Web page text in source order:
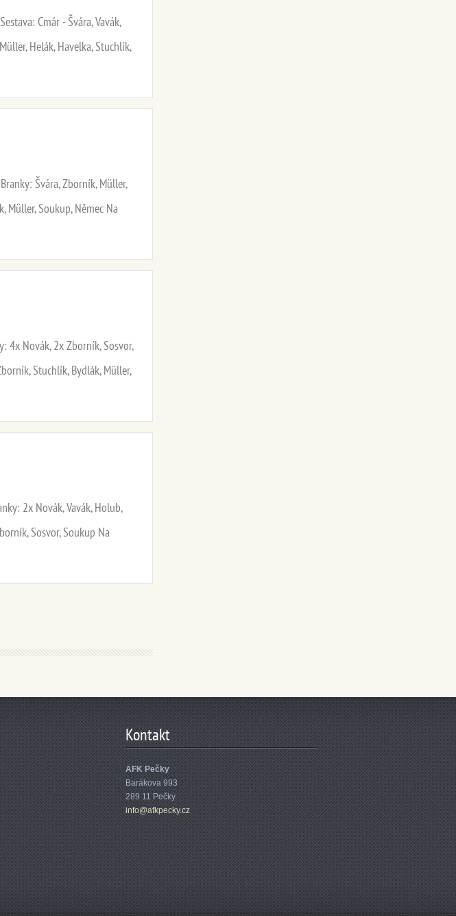
Cmár - Švára, Vavák,
Helák, Havelka, Stuchlík,
Švára, Zborník, Müller,
Müller, Soukup, Němec Na
4x Novák, 2x Zborník, Sosvor,
Stuchlík, Bydlák, Müller,
2x Novák, Vavák, Holub,
Sosvor, Soukup Na
Kontakt
AFK Pečky
Barákova 993
289 11 Pečky
info@afkpecky.cz